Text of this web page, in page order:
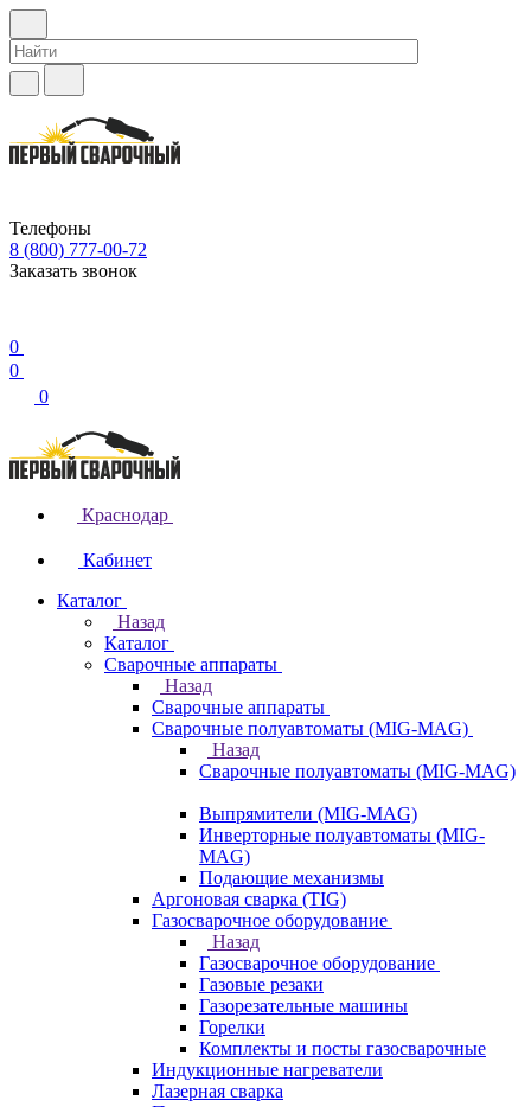
Телефоны
8 (800) 777-00-72
Заказать звонок
0
0
0
Краснодар
Кабинет
Каталог
Назад
Каталог
Сварочные аппараты
Назад
Сварочные аппараты
Сварочные полуавтоматы (MIG-MAG)
Назад
Сварочные полуавтоматы (MIG-MAG)
Выпрямители (MIG-MAG)
Инверторные полуавтоматы (MIG-
MAG)
Подающие механизмы
Аргоновая сварка (TIG)
Газосварочное оборудование
Назад
Газосварочное оборудование
Газовые резаки
Газорезательные машины
Горелки
Комплекты и посты газосварочные
Индукционные нагреватели
Лазерная сварка